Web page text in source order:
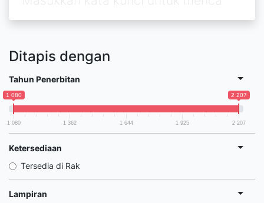
Ditapis dengan
Tahun Penerbitan
1 080 2 207
1 080 1 362 1 644 1 925 2 207
Ketersediaan
Tersedia di Rak
Lampiran